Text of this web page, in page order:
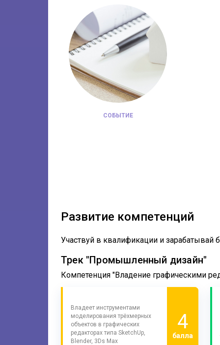
СОБЫТИЕ
Развитие компетенций
Участвуй в квалификации и зарабатывай
Трек "Промышленный дизайн"
Компетенция "Владение графическими
Владеет инструментами
моделирования трёхмерных
объектов в графических
редакторах типа SketchUp,
Blender, 3Ds Max
4
балла